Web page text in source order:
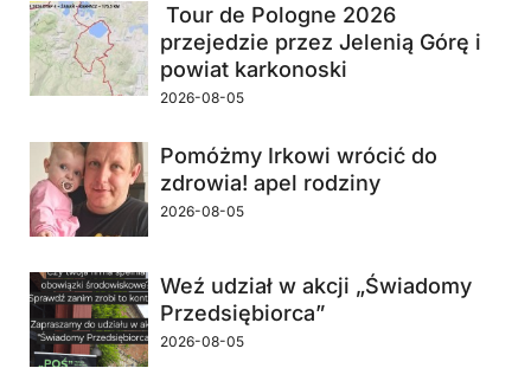
Tour de Pologne 2026
przejedzie przez Jelenią Górę i
powiat karkonoski
2026-08-05
Pomóżmy Irkowi wrócić do
zdrowia! apel rodziny
2026-08-05
Weź udział w akcji „Świadomy
Przedsiębiorca”
2026-08-05